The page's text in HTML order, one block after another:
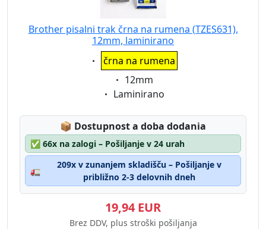
Brother pisalni trak črna na rumena (TZES631),
12mm, laminirano
Eigenschaft:
črna na rumena
Eigenschaft:
12mm
Eigenschaft:
Laminirano
📦 Lagerstatus:
Dostupnost a doba dodania
✅ 66x na zalogi – Pošiljanje v 24 urah
🚛
209x v zunanjem skladišču – Pošiljanje v
približno 2-3 delovnih dneh
19,94 EUR
Brez DDV, plus stroški pošiljanja